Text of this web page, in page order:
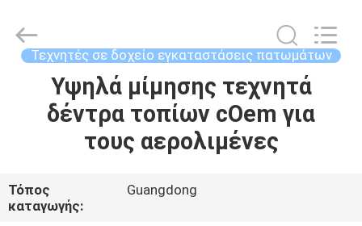
ΣΠΊΤΙ
ΠΡΟΪΌΝΤΑ
ΒΊΝΤΕΟ
Crafts
Factory.
Rights
Τεχνητές σε δοχείο εγκαταστάσεις πατωμάτων
Υψηλά μίμησης τεχνητά
δέντρα τοπίων cOem για
τους αερολιμένες
Τόπος
καταγωγής:
Guangdong